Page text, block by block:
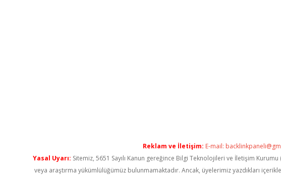
Reklam ve İletişim: E-mail:
Yasal Uyarı: Sitemiz, 5651 Sayılı Kanun gereğince Bilgi Teknolojileri ve İletişim
veya araştırma yükümlülüğümüz bulunmamaktadır. Ancak, üyelerimiz yazdıkları